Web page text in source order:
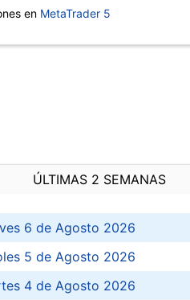
en MetaTrader 5
ÚLTIMAS 2 SEMANAS
6 de Agosto 2026
5 de Agosto 2026
4 de Agosto 2026